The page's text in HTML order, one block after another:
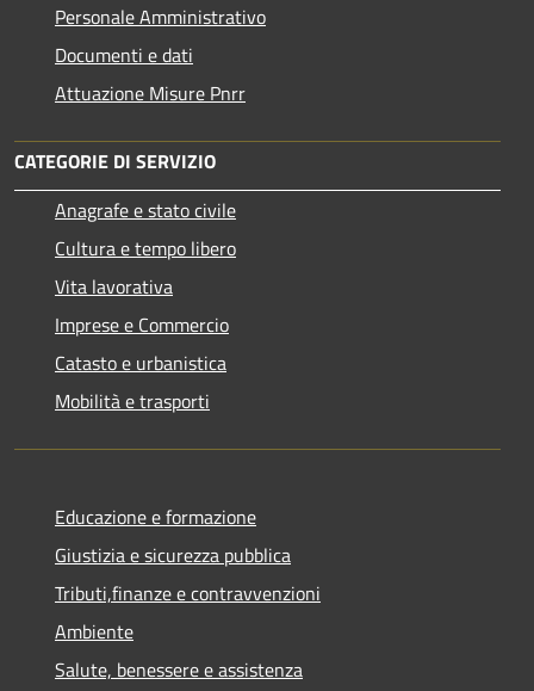
Personale Amministrativo
Documenti e dati
Attuazione Misure Pnrr
CATEGORIE DI SERVIZIO
Anagrafe e stato civile
Cultura e tempo libero
Vita lavorativa
Imprese e Commercio
Catasto e urbanistica
Mobilità e trasporti
Educazione e formazione
Giustizia e sicurezza pubblica
Tributi,finanze e contravvenzioni
Ambiente
Salute, benessere e assistenza